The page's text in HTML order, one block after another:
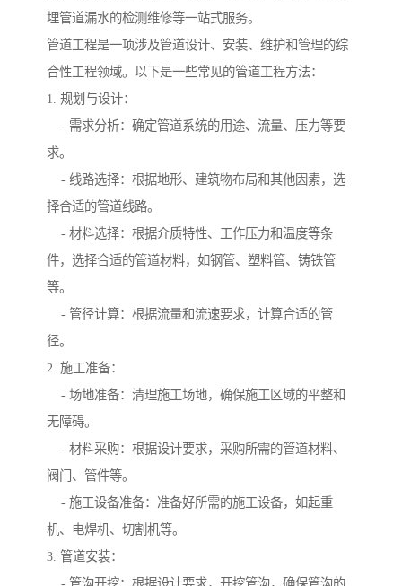
埋管道漏水的检测维修等一站式服务。
管道工程是一项涉及管道设计、安装、维护和管理的综
合性工程领域。以下是一些常见的管道工程方法：
1. 规划与设计：
- 需求分析：确定管道系统的用途、流量、压力等要
求。
- 线路选择：根据地形、建筑物布局和其他因素，选
择合适的管道线路。
- 材料选择：根据介质特性、工作压力和温度等条
件，选择合适的管道材料，如钢管、塑料管、铸铁管
等。
- 管径计算：根据流量和流速要求，计算合适的管
径。
2. 施工准备：
- 场地准备：清理施工场地，确保施工区域的平整和
无障碍。
- 材料采购：根据设计要求，采购所需的管道材料、
阀门、管件等。
- 施工设备准备：准备好所需的施工设备，如起重
机、电焊机、切割机等。
3. 管道安装：